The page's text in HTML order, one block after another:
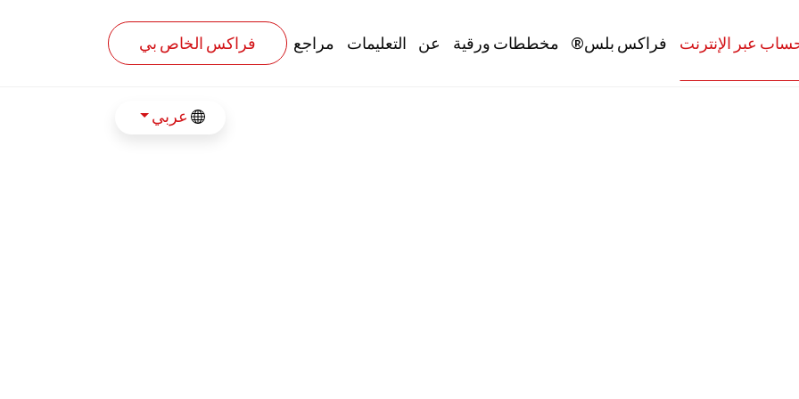
Mainعبر الإنترنت فراكس بلس® مخططات ورقية عن التعليمات مراجع فراكس الخاص بي
عربي